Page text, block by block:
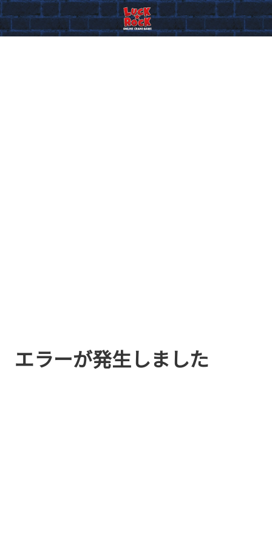
エラーが発生しました